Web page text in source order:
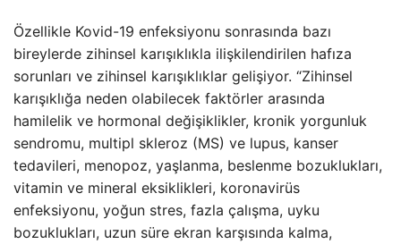
Özellikle Kovid-19 enfeksiyonu sonrasında bazı
bireylerde zihinsel karışıklıkla ilişkilendirilen hafıza
sorunları ve zihinsel karışıklıklar gelişiyor. “Zihinsel
karışıklığa neden olabilecek faktörler arasında
hamilelik ve hormonal değişiklikler, kronik yorgunluk
sendromu, multipl skleroz (MS) ve lupus, kanser
tedavileri, menopoz, yaşlanma, beslenme bozuklukları,
vitamin ve mineral eksiklikleri, koronavirüs
enfeksiyonu, yoğun stres, fazla çalışma, uyku
bozuklukları, uzun süre ekran karşısında kalma,